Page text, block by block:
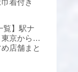
着付き
覧】駅ナ
東京から…
店舗まと